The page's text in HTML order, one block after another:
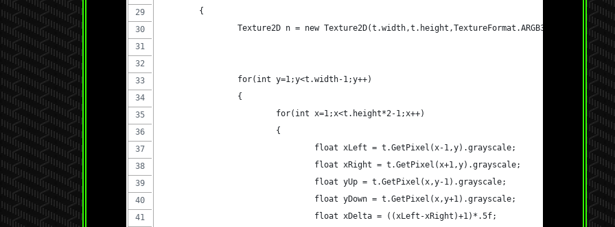
	{
		Texture2D n = new Texture2D(t.width,t.height,TextureFormat.ARGB32,true);
		for(int y=1;y<t.width-1;y++)
		{
			for(int x=1;x<t.height*2-1;x++)
			{
				float xLeft = t.GetPixel(x-1,y).grayscale;
				float xRight = t.GetPixel(x+1,y).grayscale;
				float yUp = t.GetPixel(x,y-1).grayscale;
				float yDown = t.GetPixel(x,y+1).grayscale;
				float xDelta = ((xLeft-xRight)+1)*.5f;